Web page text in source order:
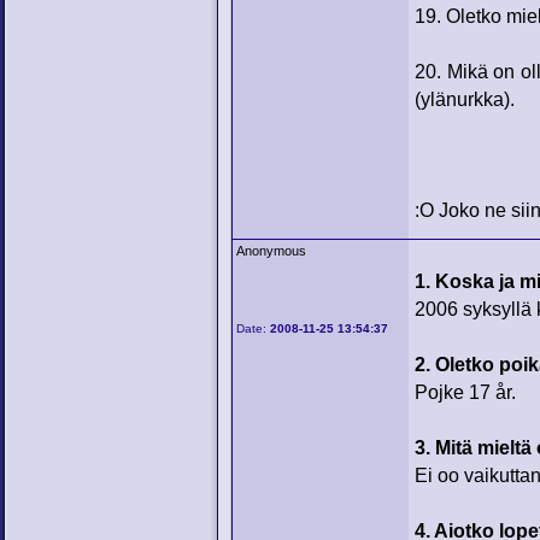
19. Oletko
20. Mikä on
(ylänurkka).
:O Joko ne
Anonymous
Date:2008-11-25 13:54:37
1. Koska ja
2006 syksyllä
2. Oletko
Pojke 17 år.
3. Mitä
Ei oo
4. Aiotko